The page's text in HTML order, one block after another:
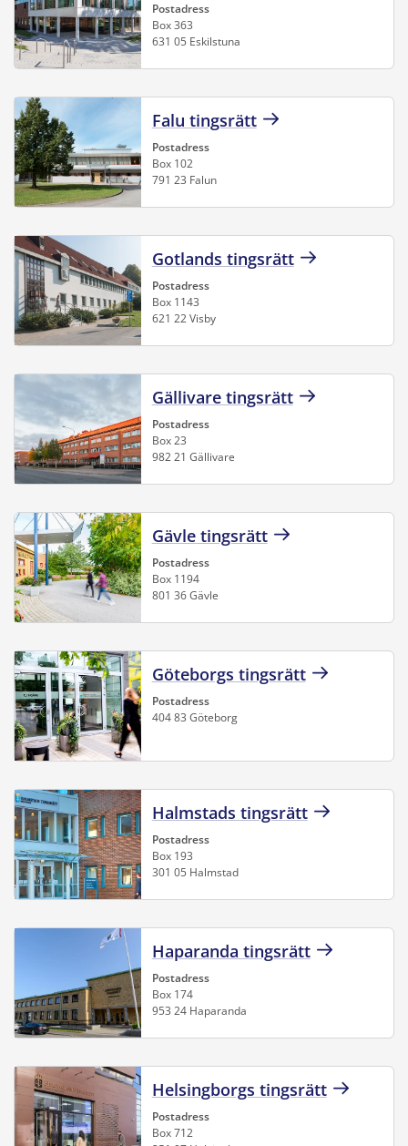
Postadress
Box 363
631 05 Eskilstuna
Falu tingsrätt
Postadress
Box 102
791 23 Falun
Gotlands tingsrätt
Postadress
Box 1143
621 22 Visby
Gällivare tingsrätt
Postadress
Box 23
982 21 Gällivare
Gävle tingsrätt
Postadress
Box 1194
801 36 Gävle
Göteborgs tingsrätt
Postadress
404 83 Göteborg
Halmstads tingsrätt
Postadress
Box 193
301 05 Halmstad
Haparanda tingsrätt
Postadress
Box 174
953 24 Haparanda
Helsingborgs tingsrätt
Postadress
Box 712